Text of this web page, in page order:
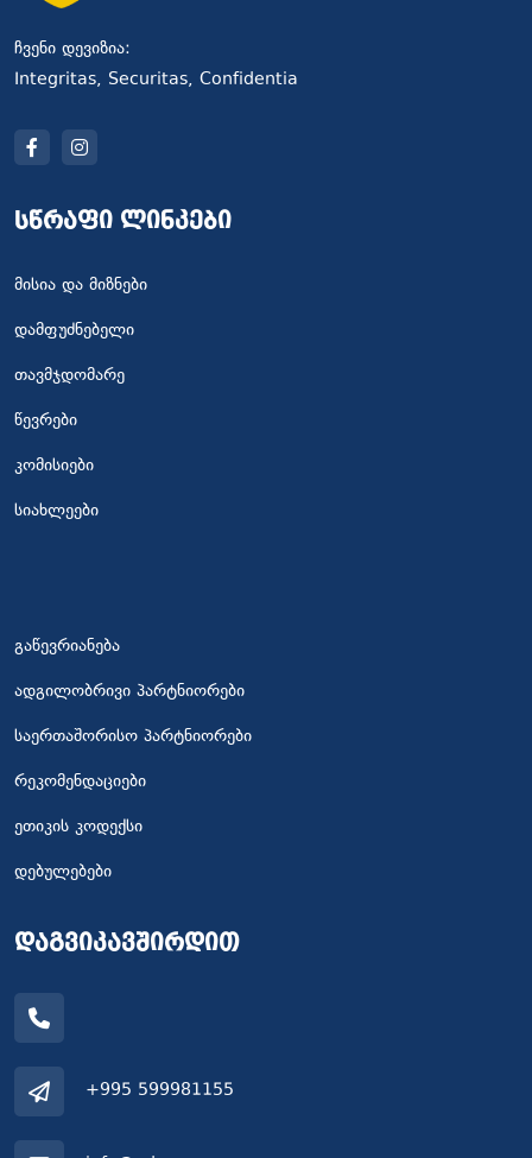
ჩვენი დევიზია:
Integritas, Securitas, Confidentia
სწრაფი ლინკები
მისია და მიზნები
დამფუძნებელი
თავმჯდომარე
წევრები
კომისიები
სიახლეები
გაწევრიანება
ადგილობრივი პარტნიორები
საერთაშორისო პარტნიორები
რეკომენდაციები
ეთიკის კოდექსი
დებულებები
დაგვიკავშირდით
+995 599981155